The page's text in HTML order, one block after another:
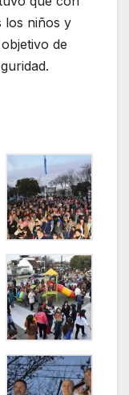
los niños y
de